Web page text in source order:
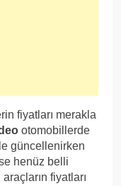
fiyatları merakla
otomobillerde
güncellenirken
henüz belli
fiyatları